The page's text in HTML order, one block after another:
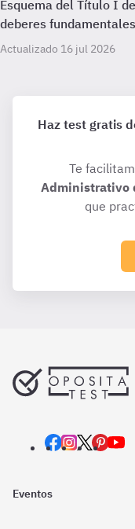
Esquema del Título I
deberes fundamentales
Actualizado 16 jul 2026
Haz test gratis
Te
Administrativo
que
Eventos